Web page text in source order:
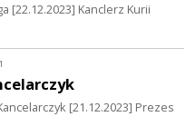
[22.12.2023] Kanclerz Kurii
[21.12.2023] Prezes